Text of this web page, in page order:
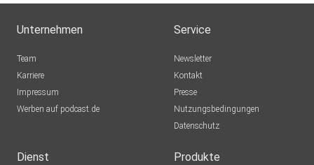
Unternehmen
Team
Karriere
Impressum
Werben auf podcast.de
Service
Newsletter
Kontakt
Presse
Nutzungsbedingungen
Datenschutz
Dienst Produkte